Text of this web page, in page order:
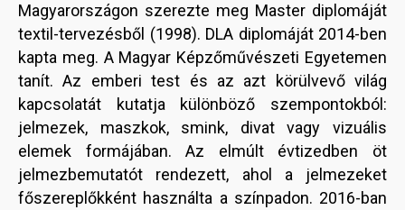
Magyarországon szerezte meg Master diplomáját
textil-tervezésből (1998). DLA diplomáját 2014-ben
kapta meg. A Magyar Képzőművészeti Egyetemen
tanít. Az emberi test és az azt körülvevő világ
kapcsolatát kutatja különböző szempontokból:
jelmezek, maszkok, smink, divat vagy vizuális
elemek formájában. Az elmúlt évtizedben öt
jelmezbemutatót rendezett, ahol a jelmezeket
főszereplőkként használta a színpadon. 2016-ban